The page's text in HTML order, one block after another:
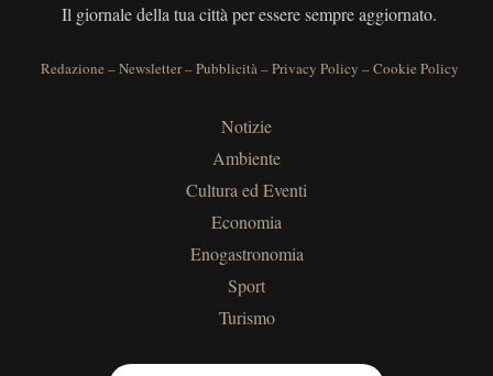
Il giornale della tua città per essere sempre aggiornato.
Redazione –Newsletter–Pubblicità –Privacy Policy –Cookie Policy
Notizie
Ambiente
Cultura ed Eventi
Economia
Enogastronomia
Sport
Turismo